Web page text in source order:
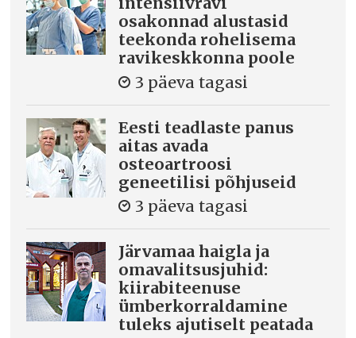
osakonnad alustasid
teekonda rohelisema
ravikeskkonna poole
3 päeva tagasi
Eesti teadlaste panus
aitas avada
osteoartroosi
geneetilisi põhjuseid
3 päeva tagasi
Järvamaa haigla ja
omavalitsusjuhid:
kiirabiteenuse
ümberkorraldamine
tuleks ajutiselt peatada